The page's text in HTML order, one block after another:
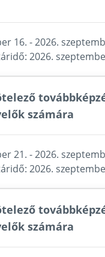
16. - 2026.
2026.
számára
21. - 2026.
2026.
számára